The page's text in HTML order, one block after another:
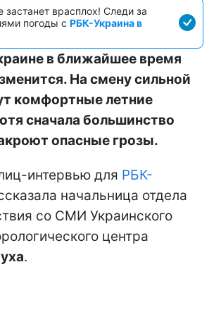
застанет врасплох! Следи за
погоды с РБК-Украина в
в ближайшее время
На смену сильной
комфортные летние
сначала большинство
опасные грозы.
интервью для РБК-
начальница отдела
со СМИ Украинского
центра
.